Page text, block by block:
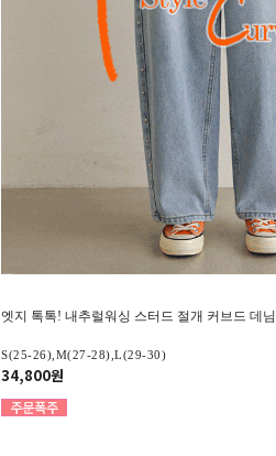
엣지 톡톡! 내추럴워싱 스터드 절개 커브드 데님
S(25-26),M(27-28),L(29-30)
34,800원